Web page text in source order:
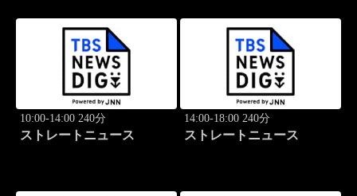
10:00-14:00 240分
ストレートニュース
14:00-18:00 240分
ストレートニュース